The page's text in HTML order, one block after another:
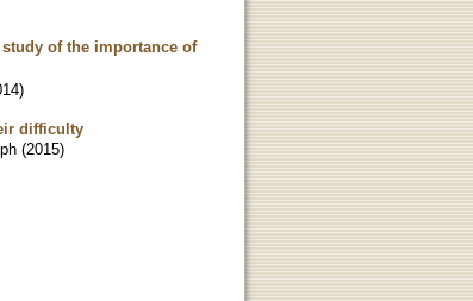
of the importance of
)
difficulty
(2015)